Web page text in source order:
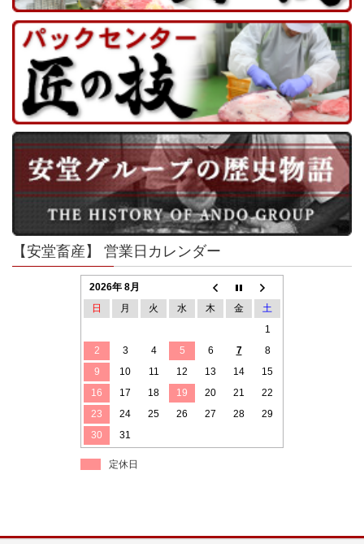
【安堂畜産】 営業日カレンダー
2026年 8月
日
月 火 水 木 金
土
1
2
3 4 5 6 7
8
9
10 11 12 13 14
15
16
17 18 19 20 21
22
23
24 25 26 27 28
29
30
31
定休日